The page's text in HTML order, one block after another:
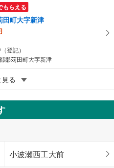
もらえる
田町大字新津
（登記）
郡苅田町大字新津
田町大字尾倉
登記）
郡苅田町大字尾倉
る
小波瀬西工大前